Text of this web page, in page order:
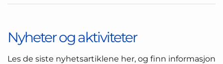
Nyheter og aktiviteter
Les de siste nyhetsartiklene her, og finn informasjon